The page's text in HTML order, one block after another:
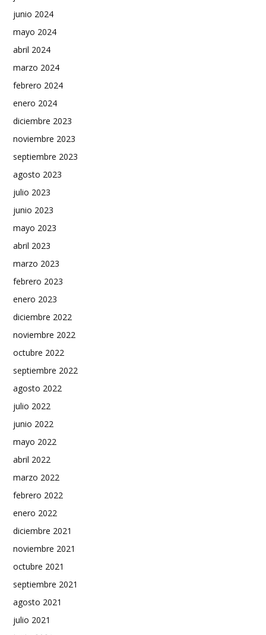
junio 2024
mayo 2024
abril 2024
marzo 2024
febrero 2024
enero 2024
diciembre 2023
noviembre 2023
septiembre 2023
agosto 2023
julio 2023
junio 2023
mayo 2023
abril 2023
marzo 2023
febrero 2023
enero 2023
diciembre 2022
noviembre 2022
octubre 2022
septiembre 2022
agosto 2022
julio 2022
junio 2022
mayo 2022
abril 2022
marzo 2022
febrero 2022
enero 2022
diciembre 2021
noviembre 2021
octubre 2021
septiembre 2021
agosto 2021
julio 2021